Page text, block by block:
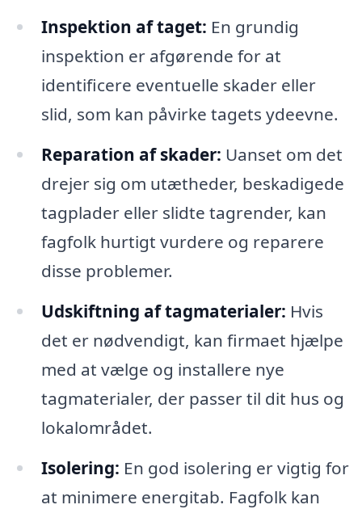
Inspektion af taget: En grundig
inspektion er afgørende for at
identificere eventuelle skader eller
slid, som kan påvirke tagets ydeevne.
Reparation af skader: Uanset om det
drejer sig om utætheder, beskadigede
tagplader eller slidte tagrender, kan
fagfolk hurtigt vurdere og reparere
disse problemer.
Udskiftning af tagmaterialer: Hvis
det er nødvendigt, kan firmaet hjælpe
med at vælge og installere nye
tagmaterialer, der passer til dit hus og
lokalområdet.
Isolering: En god isolering er vigtig for
at minimere energitab. Fagfolk kan